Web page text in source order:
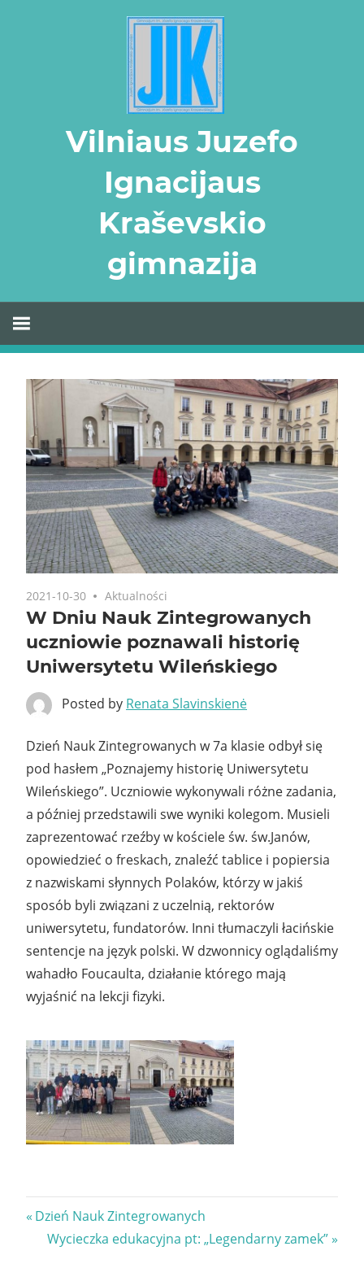
Vilniaus Juzefo
Ignacijaus
Kraševskio
gimnazija
2021-10-30 Aktualności
W Dniu Nauk Zintegrowanych
uczniowie poznawali historię
Uniwersytetu Wileńskiego
Posted by Renata Slavinskienė
Dzień Nauk Zintegrowanych w 7a klasie odbył się
pod hasłem „Poznajemy historię Uniwersytetu
Wileńskiego”. Uczniowie wykonywali różne zadania,
a później przedstawili swe wyniki kolegom. Musieli
zaprezentować rzeźby w kościele św. św.Janów,
opowiedzieć o freskach, znaleźć tablice i popiersia
z nazwiskami słynnych Polaków, którzy w jakiś
sposób byli związani z uczelnią, rektorów
uniwersytetu, fundatorów. Inni tłumaczyli łacińskie
sentencje na język polski. W dzwonnicy oglądaliśmy
wahadło Foucaulta, działanie którego mają
wyjaśnić na lekcji fizyki.
Nawigacja
wpisu
Previous
Post:
Dzień Nauk Zintegrowanych
Next
Wycieczka edukacyjna pt: „Legendarny zamek”